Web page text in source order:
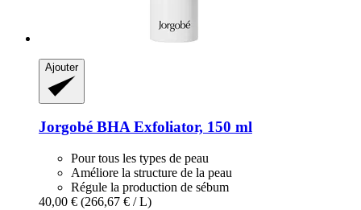
Ajouter
Jorgobé BHA Exfoliator, 150 ml
Pour tous les types de peau
Améliore la structure de la peau
Régule la production de sébum
40,00 € (266,67 € / L)